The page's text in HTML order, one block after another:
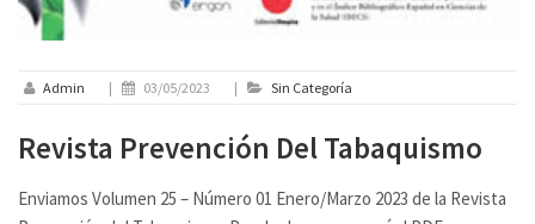
Admin | 03/05/2023 | Sin Categoría
Revista Prevención Del Tabaquismo
Enviamos Volumen 25 – Número 01 Enero/Marzo 2023 de la Revista